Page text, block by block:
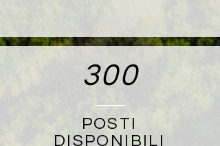
300
POSTI
DISPONIBILI